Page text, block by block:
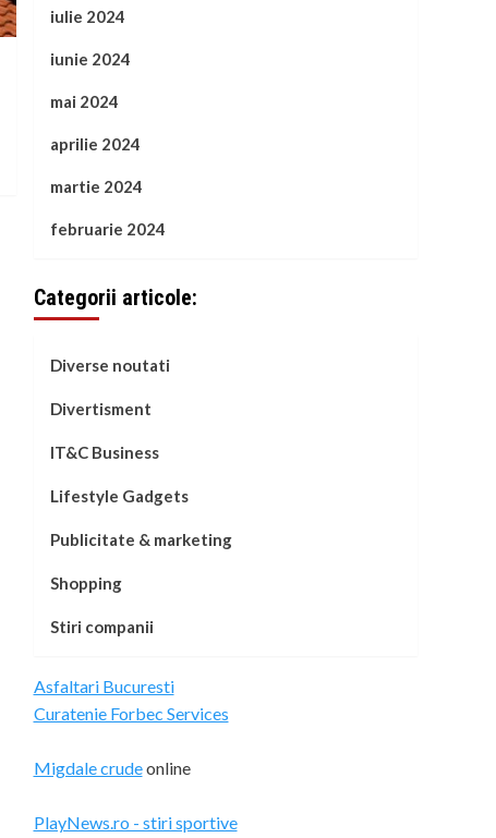
iulie 2024
iunie 2024
mai 2024
aprilie 2024
martie 2024
februarie 2024
Categorii articole:
Diverse noutati
Divertisment
IT&C Business
Lifestyle Gadgets
Publicitate & marketing
Shopping
Stiri companii
Asfaltari Bucuresti
Curatenie Forbec Services
Migdale crudeonline
PlayNews.ro - stiri sportive